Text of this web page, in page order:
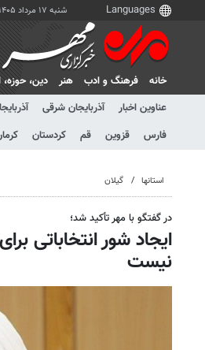
شنبه ۱۷ مرداد ۱۴۰۵
خانه فرهنگ و ادب هنر دين، حوزه،
عناوین اخبار
آذربایجان شرقی
فارس
قزوین قم کردستان
استانها گیلان
در گفتگو با مهر تأکید شد؛
ایجاد شور انتخاباتی
نیست